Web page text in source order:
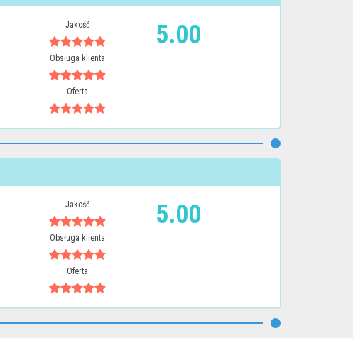
Jakość
Obsługa klienta
Oferta
5.00
Jakość
Obsługa klienta
Oferta
5.00